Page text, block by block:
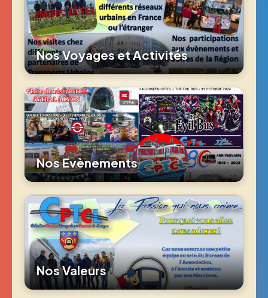
Nos Voyages et Activités
Nos Evènements
Nos Valeurs